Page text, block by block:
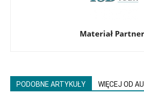
Materiał
PODOBNE ARTYKUŁY WIĘCEJ OD